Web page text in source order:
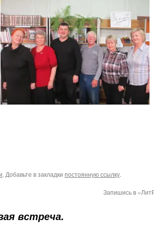
. Добавьте в закладки постоянную ссылку.
Запишись в
встреча.